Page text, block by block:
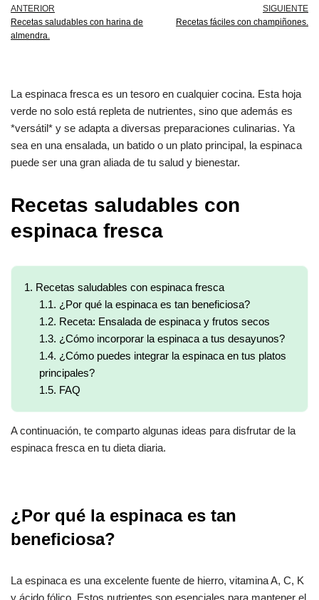
ANTERIOR
Recetas saludables con harina de
almendra.
SIGUIENTE
Recetas fáciles con champiñones.
La espinaca fresca es un tesoro en cualquier cocina. Esta hoja
verde no solo está repleta de nutrientes, sino que además es
*versátil* y se adapta a diversas preparaciones culinarias. Ya
sea en una ensalada, un batido o un plato principal, la espinaca
puede ser una gran aliada de tu salud y bienestar.
Recetas saludables con
espinaca fresca
1. Recetas saludables con espinaca fresca
1.1. ¿Por qué la espinaca es tan beneficiosa?
1.2. Receta: Ensalada de espinaca y frutos secos
1.3. ¿Cómo incorporar la espinaca a tus desayunos?
1.4. ¿Cómo puedes integrar la espinaca en tus platos
principales?
1.5. FAQ
A continuación, te comparto algunas ideas para disfrutar de la
espinaca fresca en tu dieta diaria.
¿Por qué la espinaca es tan
beneficiosa?
La espinaca es una excelente fuente de hierro, vitamina A, C, K